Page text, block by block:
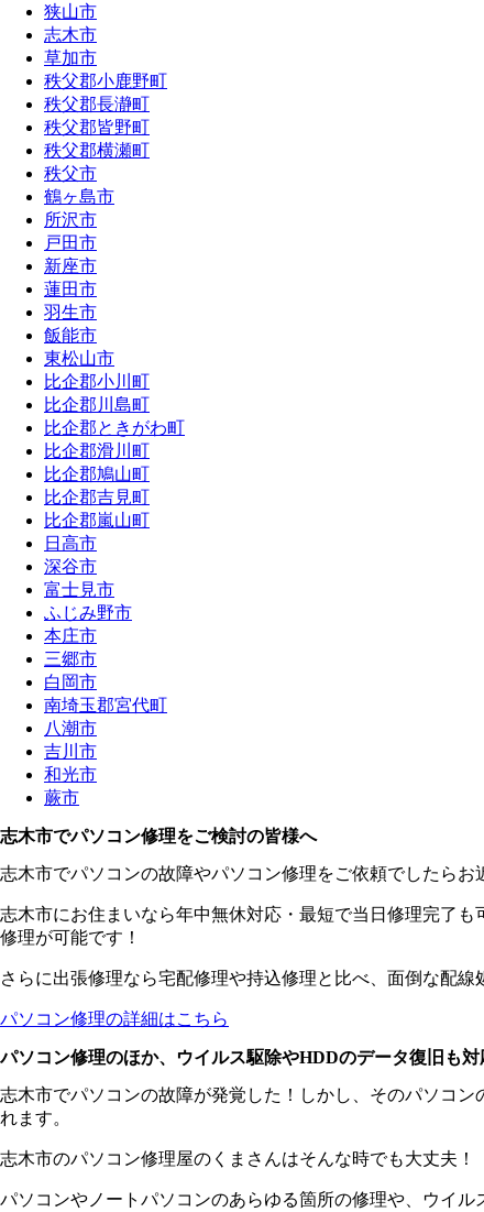
狭山市
志木市
草加市
秩父郡小鹿野町
秩父郡長瀞町
秩父郡皆野町
秩父郡横瀬町
秩父市
鶴ヶ島市
所沢市
戸田市
新座市
蓮田市
羽生市
飯能市
東松山市
比企郡小川町
比企郡川島町
比企郡ときがわ町
比企郡滑川町
比企郡鳩山町
比企郡吉見町
比企郡嵐山町
日高市
深谷市
富士見市
ふじみ野市
本庄市
三郷市
白岡市
南埼玉郡宮代町
八潮市
吉川市
和光市
蕨市
志木市でパソコン修理をご検討の皆様へ
志木市でパソコンの故障やパソコン修理をご依頼でしたら
志木市にお住まいなら年中無休対応・最短で当日修理完了
修理が可能です！
さらに出張修理なら宅配修理や持込修理と比べ、面倒な配
パソコン修理の詳細はこちら
パソコン修理のほか、ウイルス駆除やHDDのデータ復旧も対
志木市でパソコンの故障が発覚した！しかし、そのパソコ
れます。
志木市のパソコン修理屋のくまさんはそんな時でも大丈夫！
パソコンやノートパソコンのあらゆる箇所の修理や、ウイ